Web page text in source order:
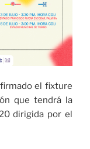
el fixture
que tendrá la
dirigida por el